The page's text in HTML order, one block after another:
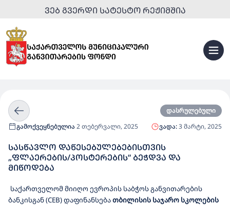
ᲕᲔᲑ ᲒᲕᲔᲠᲓᲘ ᲡᲐᲢᲔᲡᲢᲝ ᲠᲔᲟᲘᲛᲨᲘᲐ
დასრულებული
გამოქვეყნებულია 2 თებერვალი, 2025 ვადა:3 მარტი, 2025
ᲡᲐᲡᲬᲐᲕᲚᲝ ᲓᲐᲬᲔᲡᲔᲑᲣᲚᲔᲑᲔᲑᲘᲡᲗᲕᲘᲡ
„ᲤᲚᲐᲔᲠᲔᲑᲘᲡ/ᲞᲝᲡᲢᲔᲠᲔᲑᲘᲡ“ ᲑᲔᲭᲓᲕᲐ ᲓᲐ
ᲛᲘᲬᲝᲓᲔᲑᲐ
საქართველომ მიიღო ევროპის საბჭოს განვითარების
ბანკისგან(CEB)დაფინანსებათბილისის საჯარო სკოლების